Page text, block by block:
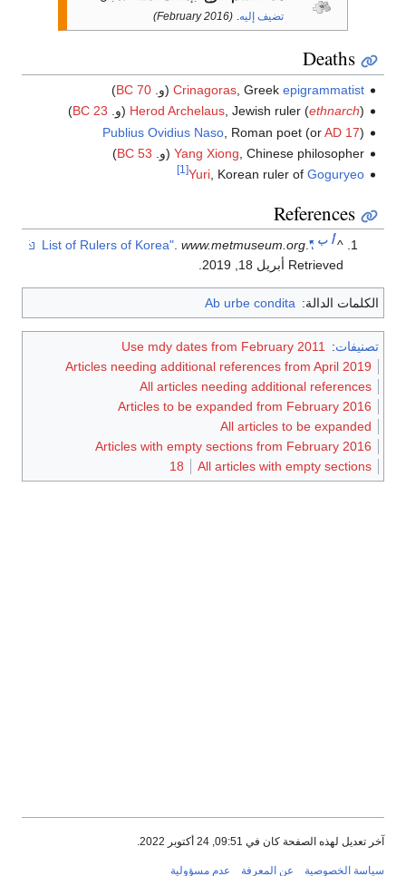
تضيف إليه
(February 2016)
Deaths
Crinagoras, Greek epigrammatist (و.70 BC
)
Herod Archelaus, Jewish ruler (ethnarch) (و. 23 BC
)
Publius Ovidius Naso, Roman poet (orAD 17)
Yang Xiong , Chinese philosopher (و. 53 BC
)
Yuri, Korean ruler of Goguryeo
[1]
References
^أ ب "List of Rulers of Korea"
.www.metmuseum.org .
Retrieved أبريل 18, 2019
الكلمات الدالة: Ab urbe condita
تصنيفات:
Use mdy dates from February 2011
Articles needing additional references from April 2019
All articles needing additional references
Articles to be expanded from February 2016
All articles to be expanded
Articles with empty sections from February 2016
All articles with empty sections
18
آخر تعديل لهذه الصفحة كان في 09:51, 24 أكتوبر 2022.
سياسة الخصوصية عن المعرفة عدم مسؤولية